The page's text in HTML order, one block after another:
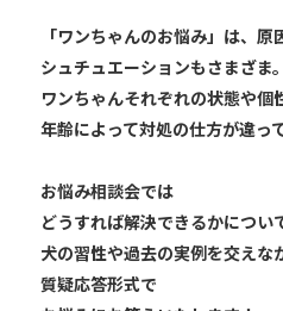
「ワンちゃんのお悩み」は、原
シュチュエーションもさまざま。
ワンちゃんそれぞれの状態や個
年齢によって対処の仕方が違っ
お悩み相談会では
どうすれば解決できるかについ
犬の習性や過去の実例を交えな
質疑応答形式で